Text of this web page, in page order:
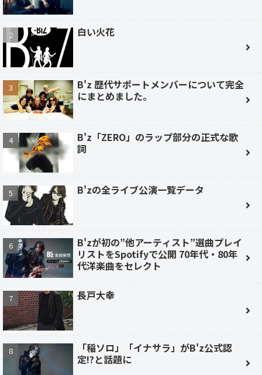
白い火花
B'z 歴代サポートメンバーについて完全
にまとめました。
B'z「ZERO」のラップ部分の正式な歌
詞
B'zの全ライブ公演一覧データ
B'zが初の”他アーティスト”選曲プレイ
リストをSpotifyで公開 70年代・80年
代洋楽曲をセレクト
長戸大幸
「稲ソロ」「イナサラ」がB'z公式認
定!?と話題に